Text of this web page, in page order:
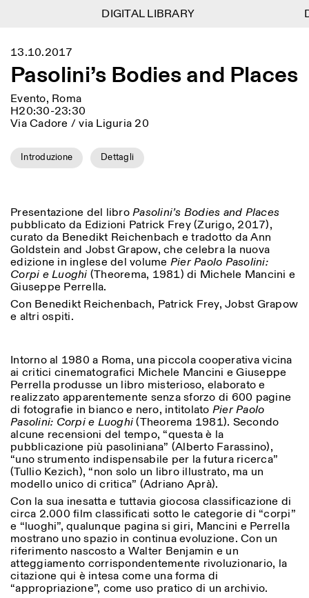
Menu
Lingua EN IT DE
FR
Calendario
Istituto Svizzero
Residenze
Archivio
Jobs
Altre Attività
NEWSLETTER
Registrati alla nostra newsletter per ricevere
informazioni sui nostri eventi
Privacy Policy
Information
ISTITUTO SVIZZERO
ROMA
Villa Maraini
ORARI PORTINERIA:
LUN-VEN
09:00–13:30, 14:30–18:00
ORARI MOSTRE:
Atlas Studios
Mercoledì/Venerdì: 14:30-
Giovedì: 14:30-20:00
VISITE GUIDATE:
Solo su prenotazione
(italiano, inglese)
Tariffa: 10€ per persona
Per prenotazioni:
visite@istitutosvizzero.it
Ingresso non consentito
agli animali
Filtri
Area di appartenenza
Reset
Arte
Roma
Tutte
Tutte le categorie
Antropologia
Archeologia
Architettura
Arte
Astrofisica
Altre opzioni...
1
365
> 1
13.10.2017
Pasolini’s Bodies and Places
Evento, Roma
H20:30-23:30
Via Cadore / via Liguria 20
Introduzione Dettagli
Presentazione del libroPasolini’s Bodies and Places
pubblicato da Edizioni Patrick Frey (Zurigo, 2017),
curato da Benedikt Reichenbach e tradotto da Ann
Goldstein and Jobst Grapow, che celebra la nuova
edizione in inglese del volume Pier Paolo Pasolini:
Corpi e Luoghi (Theorema, 1981) di Michele Mancini e
Giuseppe Perrella.
Con Benedikt Reichenbach, Patrick Frey, Jobst Grapow
e altri ospiti.
Intorno al 1980 a Roma, una piccola cooperativa vicina
ai critici cinematografici Michele Mancini e Giuseppe
Perrella produsse un libro misterioso, elaborato e
realizzato apparentemente senza sforzo di 600 pagine
di fotografie in bianco e nero, intitolato Pier Paolo
Pasolini: Corpi e Luoghi(Theorema 1981). Secondo
alcune recensioni del tempo, “questa è la
pubblicazione più pasoliniana” (Alberto Farassino),
“uno strumento indispensabile per la futura ricerca”
(Tullio Kezich), “non solo un libro illustrato, ma un
modello unico di critica” (Adriano Aprà).
Con la sua inesatta e tuttavia giocosa classificazione di
circa 2.000 film classificati sotto le categorie di “corpi”
e “luoghi”, qualunque pagina si giri, Mancini e Perrella
mostrano uno spazio in continua evoluzione. Con un
riferimento nascosto a Walter Benjamin e un
atteggiamento corrispondentemente rivoluzionario, la
citazione qui è intesa come una forma di
“appropriazione”, come uso pratico di un archivio.
DIGITAL LIBRARY
DIGITAL LIBRARY